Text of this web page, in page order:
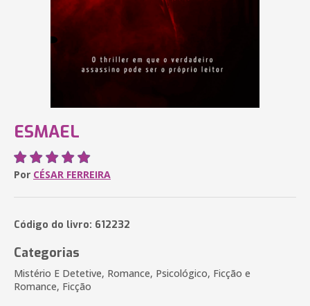
ESMAEL
Por CÉSAR FERREIRA
Código do livro: 612232
Categorias
Mistério E Detetive, Romance, Psicológico, Ficção e
Romance, Ficção